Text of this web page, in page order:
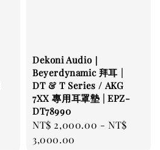
Dekoni Audio｜
Beyerdynamic 拜耳 |
DT & T Series / AKG
7XX 專用耳罩墊 | EPZ-
DT78990
Regular
price
NT$ 2,000.00 -NT$
3,000.00